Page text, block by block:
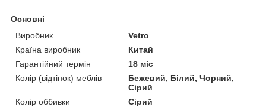
Основні
Виробник
Vetro
Країна виробник
Китай
Гарантійний термін
18 міс
Колір (відтінок) меблів
Бежевий, Білий, Чорний,
Сірий
Колір оббивки
Сірий